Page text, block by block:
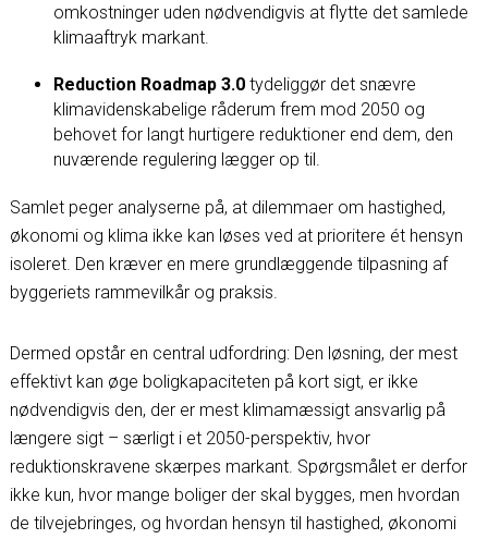
omkostninger uden nødvendigvis at flytte det samlede
klimaaftryk markant.
Reduction Roadmap 3.0tydeliggør det snævre
klimavidenskabelige råderum frem mod 2050 og
behovet for langt hurtigere reduktioner end dem, den
nuværende regulering lægger op til.
Samlet peger analyserne på, at dilemmaer om hastighed,
økonomi og klima ikke kan løses ved at prioritere ét hensyn
isoleret. Den kræver en mere grundlæggende tilpasning af
byggeriets rammevilkår og praksis.
Dermed opstår en central udfordring: Den løsning, der mest
effektivt kan øge boligkapaciteten på kort sigt, er ikke
nødvendigvis den, der er mest klimamæssigt ansvarlig på
længere sigt – særligt i et 2050-perspektiv, hvor
reduktionskravene skærpes markant. Spørgsmålet er derfor
ikke kun, hvor mange boliger der skal bygges, men hvordan
de tilvejebringes, og hvordan hensyn til hastighed, økonomi